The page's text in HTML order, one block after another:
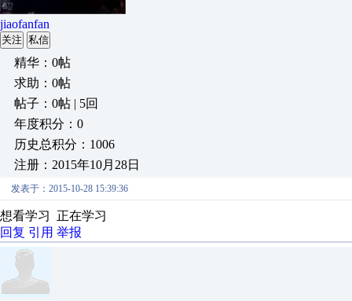
jiaofanfan
关注 私信
精华：0帖
求助：0帖
帖子：0帖 | 5回
年度积分：0
历史总积分：1006
注册：2015年10月28日
发表于：2015-10-28 15:39:36
想看学习 正在学习
回复 引用 举报